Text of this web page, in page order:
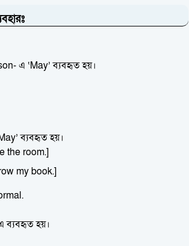
এ ‘May’ ব্যবহৃত হয়।
ব্যবহৃত হয়।
the room.]
my book.]
ব্যবহৃত হয়।